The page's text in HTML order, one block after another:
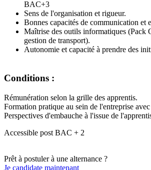
BAC+3
Sens de l'organisation et rigueur.
Bonnes capacités de communication et
Maîtrise des outils informatiques (Pack
gestion de transport).
Autonomie et capacité à prendre des
Conditions :
Rémunération selon la grille des apprentis.
Formation pratique au sein de l'entreprise
Perspectives d'embauche à l'issue de
Accessible post BAC + 2
Prêt à postuler à une alternance ?
Je candidate maintenant